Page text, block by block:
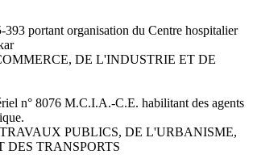
393 portant organisation du Centre hospitalier
DE L'INDUSTRIE ET DE
n° 8076 M.C.I.A.-C.E. habilitant des agents
PUBLICS, DE L'URBANISME,
TRANSPORTS